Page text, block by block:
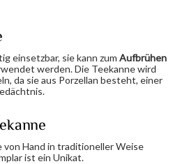
einsetzbar, sie kann zum Aufbrühen
werden. Die Teekanne wird
da sie aus Porzellan besteht, einer
von Hand in traditioneller Weise
ist ein Unikat.